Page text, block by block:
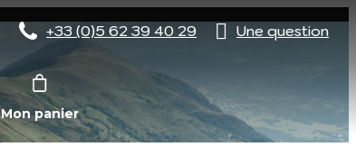
+33 (0)5 62 39 40 29 Une question
Mon panier